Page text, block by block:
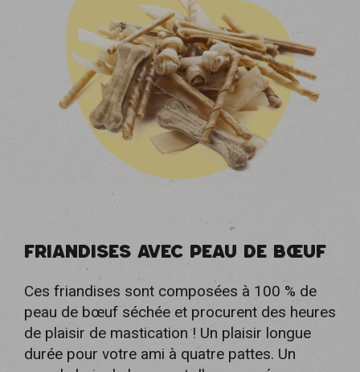
FRIANDISES AVEC PEAU DE BŒUF
Ces friandises sont composées à 100 % de
peau de bœuf séchée et procurent des heures
de plaisir de mastication ! Un plaisir longue
durée pour votre ami à quatre pattes. Un